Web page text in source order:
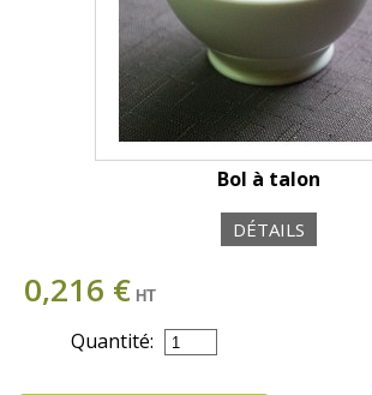
Bol à talon
DÉTAILS
0,216 € HT
Quantité: